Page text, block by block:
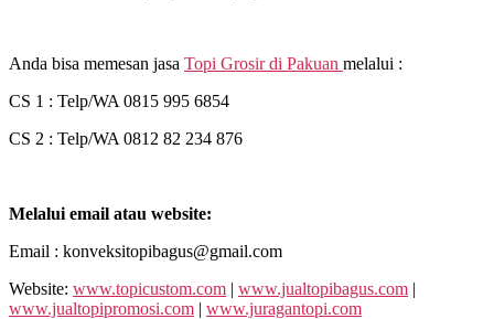
Anda bisa memesan jasa Topi Grosir di Pakuan melalui :
CS 1 : Telp/WA 0815 995 6854
CS 2 : Telp/WA 0812 82 234 876
Melalui email atau website:
Email : konveksitopibagus@gmail.com
Website: www.topicustom.com | www.jualtopibagus.com |
www.jualtopipromosi.com | www.juragantopi.com